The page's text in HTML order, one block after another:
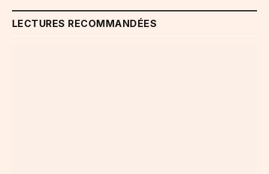
LECTURES RECOMMANDÉES